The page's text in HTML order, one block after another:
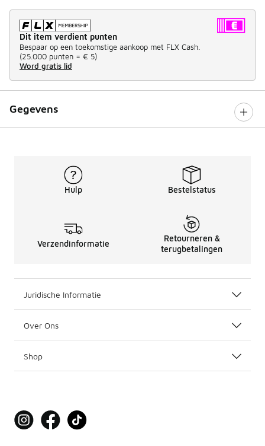
Dit item verdient punten
Bespaar op een toekomstige aankoop met FLX Cash.
(25.000 punten = € 5)
Word gratis lid
Gegevens
Hulp Bestelstatus
Verzendinformatie
Retourneren &
terugbetalingen
Juridische Informatie
Over Ons
Shop